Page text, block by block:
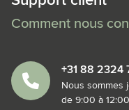
Comment nous
+31 88 2324
Nous sommes
de 9:00 à